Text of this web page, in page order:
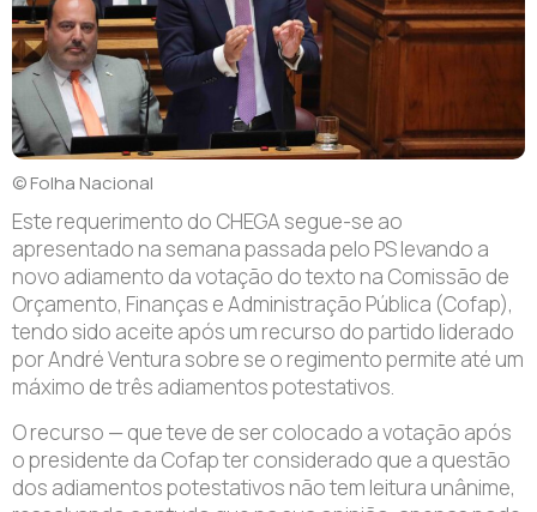
© Folha Nacional
Este requerimento do CHEGA segue-se ao
apresentado na semana passada pelo PS levando a
novo adiamento da votação do texto na Comissão de
Orçamento, Finanças e Administração Pública (Cofap),
tendo sido aceite após um recurso do partido liderado
por André Ventura sobre se o regimento permite até um
máximo de três adiamentos potestativos.
O recurso — que teve de ser colocado a votação após
o presidente da Cofap ter considerado que a questão
dos adiamentos potestativos não tem leitura unânime,